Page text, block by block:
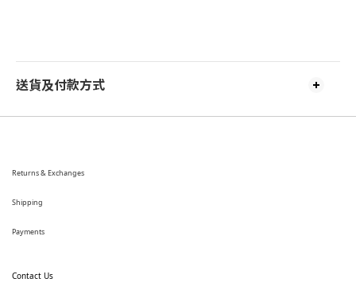
送貨及付款方式
Returns & Exchanges
Shipping
Payments
Contact Us